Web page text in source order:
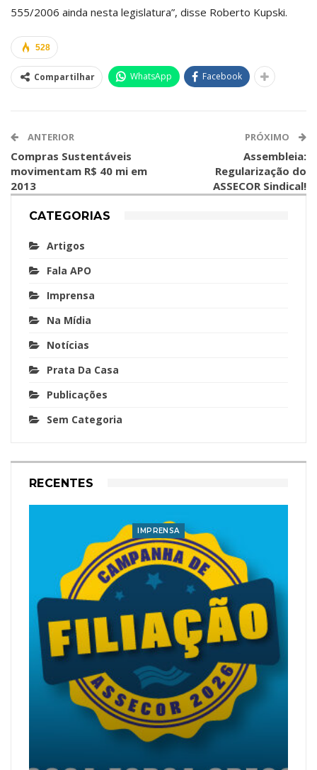
555/2006 ainda nesta legislatura”, disse Roberto Kupski.
528
Compartilhar WhatsApp Facebook
ANTERIOR
Compras Sustentáveis
movimentam R$ 40 mi em
2013
PRÓXIMO
Assembleia:
Regularização do
ASSECOR Sindical!
CATEGORIAS
Artigos
Fala APO
Imprensa
Na Mídia
Notícias
Prata Da Casa
Publicações
Sem Categoria
RECENTES
IMPRENSA